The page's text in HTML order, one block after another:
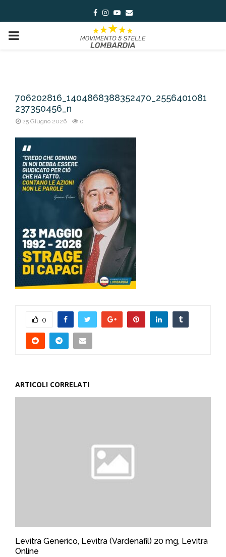
Facebook
Instagram
Youtube
Email
PRIMARY
706202816_1404868388352470_2556401081
237350456_n
25 Giugno 2026 0
0
ARTICOLI CORRELATI
Levitra Generico, Levitra (Vardenafil) 20 mg, Levitra
Online